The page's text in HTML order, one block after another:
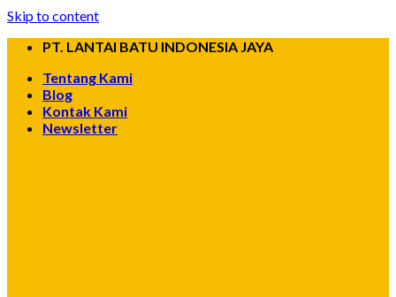
Skip to content
PT. LANTAI BATU INDONESIA JAYA
Tentang Kami
Blog
Kontak Kami
Newsletter